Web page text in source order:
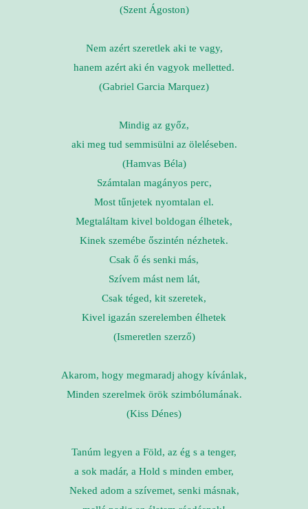
(Szent Ágoston)
Nem azért szeretlek aki te vagy,
hanem azért aki én vagyok melletted.
(Gabriel Garcia Marquez)
Mindig az győz,
aki meg tud semmisülni az öleléseben.
(Hamvas Béla)
Számtalan magányos perc,
Most tűnjetek nyomtalan el.
Megtaláltam kivel boldogan élhetek,
Kinek szemébe őszintén nézhetek.
Csak ő és senki más,
Szívem mást nem lát,
Csak téged, kit szeretek,
Kivel igazán szerelemben élhetek
(Ismeretlen szerző)
Akarom, hogy megmaradj ahogy kívánlak,
Minden szerelmek örök szimbólumának.
(Kiss Dénes)
Tanúm legyen a Föld, az ég s a tenger,
a sok madár, a Hold s minden ember,
Neked adom a szívemet, senki másnak,